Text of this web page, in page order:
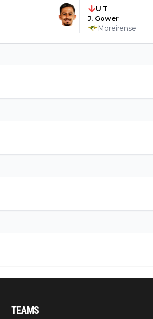
UIT
J. Gower
Moreirense
TEAMS